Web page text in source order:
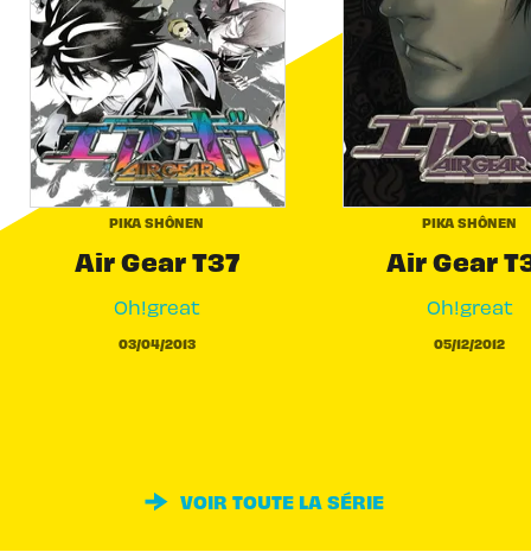
PIKA SHÔNEN
Air Gear T37
Oh!great
03/04/2013
PIKA SHÔNEN
Air Gear
Oh!great
05/12/2012
VOIR TOUTE LA SÉRIE